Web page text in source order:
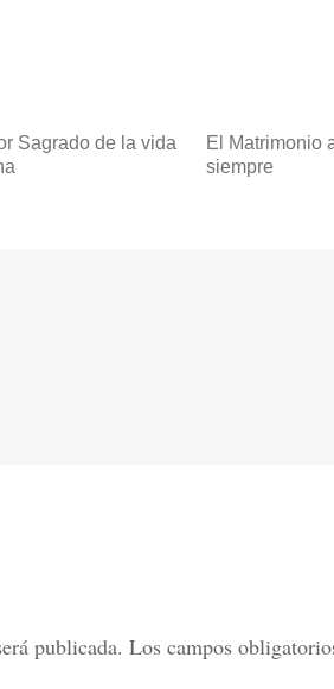
Sagrado de la vida
El Matrimonio
siempre
publicada. Los campos